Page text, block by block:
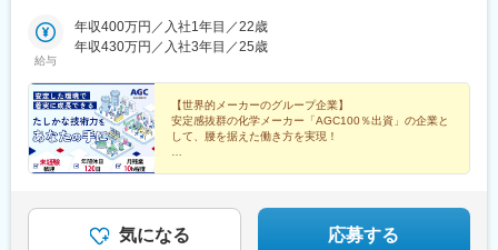
浜線「加斗駅」より車で約5分■上中工場…JR小浜線「上中駅」よ
り車で約5分◎福井県の中でも、滋賀県・京都府に隣接するエリア
クセスが良好です！＼県外の方も活躍しています／借り上げ社宅
制度や住宅手当など、住環境へのサポートも充実しています。実
際に、滋賀県・京都府・愛知県出身のメンバーで、社宅制度を活
用して活躍しています！＼社宅周辺も充実／都市部と比較し、朝
晩静かな環境な若狭。道も分かりやすく、渋滞がないため快適に
合病院：車10分・小浜IC：車5分◎小浜工場・上中工場につい
て、社宅からどちらも車で15分です！
給与
年収400万円／入社1年目／22歳
年収430万円／入社3年目／25歳
【世界的メーカーのグループ企業】
安定感抜群の化学メーカー「AGC100％出資」の企業と
して、腰を据えた働き方を実現！
気になる 応募する